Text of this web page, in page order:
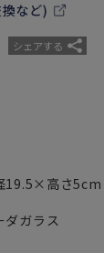
など)
シェアする
19.5×高さ5cm
ダガラス